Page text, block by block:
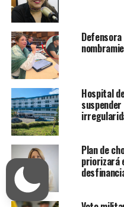
Defensora
Hospital
Plan de
priorizará